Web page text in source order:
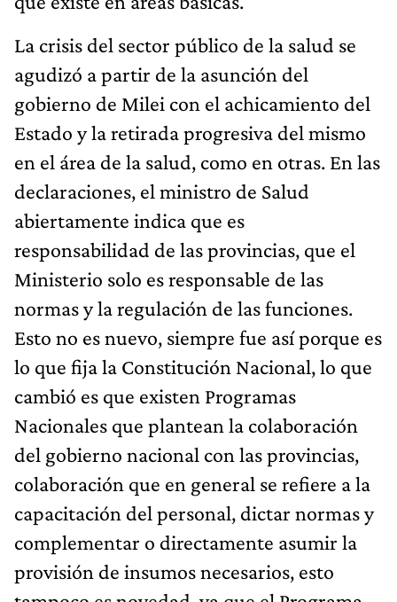
La crisis del sector público de la salud se
agudizó a partir de la asunción del
gobierno de Milei con el achicamiento del
Estado y la retirada progresiva del mismo
en el área de la salud, como en otras. En las
declaraciones, el ministro de Salud
abiertamente indica que es
responsabilidad de las provincias, que el
Ministerio solo es responsable de las
normas y la regulación de las funciones.
Esto no es nuevo, siempre fue así porque es
lo que fija la Constitución Nacional, lo que
cambió es que existen Programas
Nacionales que plantean la colaboración
del gobierno nacional con las provincias,
colaboración que en general se refiere a la
capacitación del personal, dictar normas y
complementar o directamente asumir la
provisión de insumos necesarios, esto